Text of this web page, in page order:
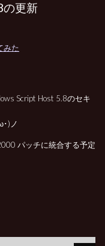
の更新
みた
Script Host 5.8のセキ
･)ノ
パッチに統合する予定